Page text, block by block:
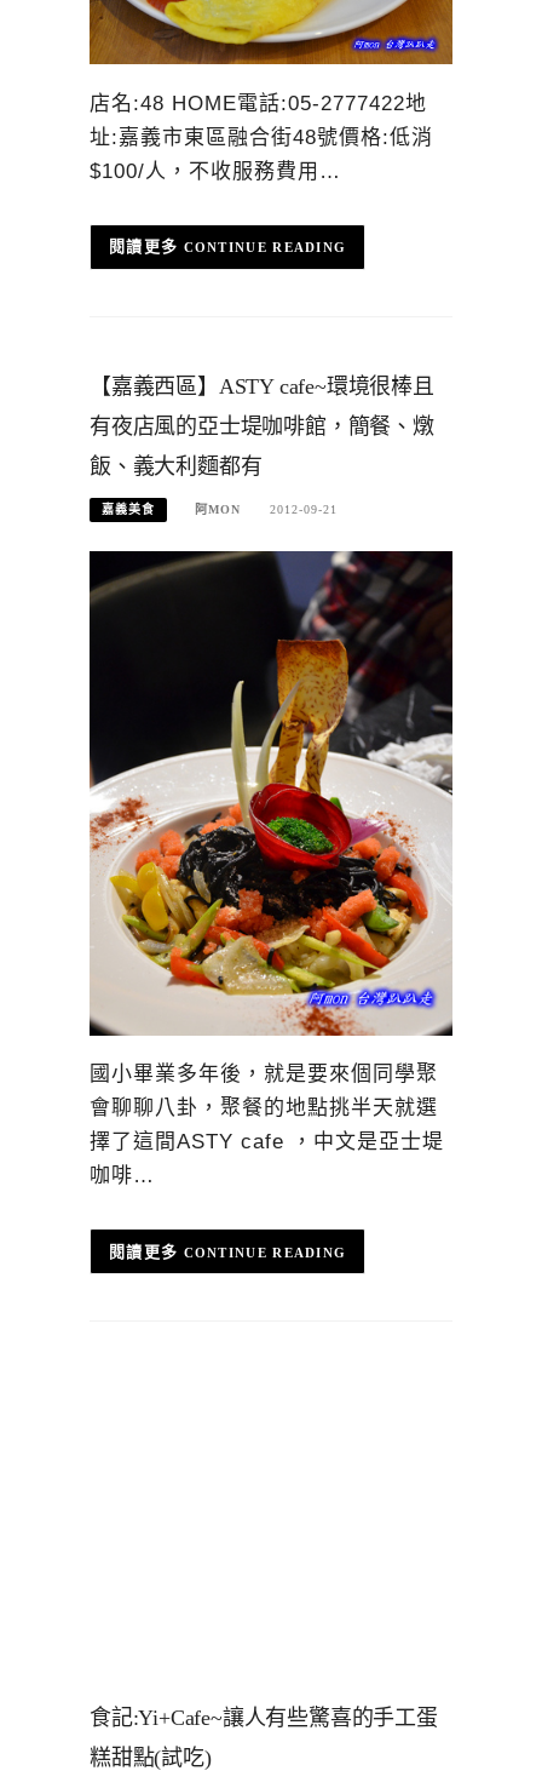
店名:48 HOME電話:05-2777422地
址:嘉義市東區融合街48號價格:低消
$100/人，不收服務費用…
CONTINUE READING
【嘉義西區】ASTY cafe~環境很棒且
有夜店風的亞士堤咖啡館，簡餐、燉
飯、義大利麵都有
嘉義美食 阿MON 2012-09-21
國小畢業多年後，就是要來個同學聚
會聊聊八卦，聚餐的地點挑半天就選
擇了這間ASTY cafe ，中文是亞士堤
咖啡…
CONTINUE READING
食記:Yi+Cafe~讓人有些驚喜的手工蛋
糕甜點(試吃)